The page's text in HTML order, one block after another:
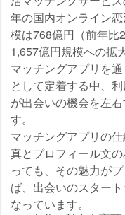
年の国内オンライン
模は768億円（前年比
1,657億円規模への拡
マッチングアプリを
として定着する中、
が出会いの機会を左
す。
マッチングアプリの
真とプロフィール文
っても、その魅力が
ば、出会いのスター
なっています。